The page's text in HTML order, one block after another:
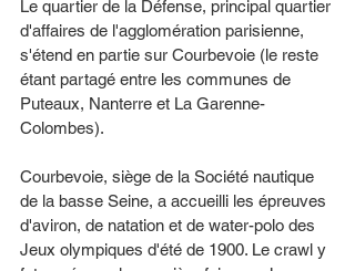
Le quartier de la Défense, principal quartier
d'affaires de l'agglomération parisienne,
s'étend en partie sur Courbevoie (le reste
étant partagé entre les communes de
Puteaux, Nanterre et La Garenne-
Colombes).
Courbevoie, siège de la Société nautique
de la basse Seine, a accueilli les épreuves
d'aviron, de natation et de water-polo des
Jeux olympiques d'été de 1900. Le crawl y